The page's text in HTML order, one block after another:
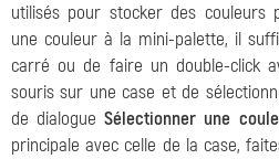
utilisés pour stocker des couleurs
une couleur à la mini-palette, il
carré ou de faire un double-click
souris sur une case et de
de dialogueSélectionner une
principale avec celle de la case,